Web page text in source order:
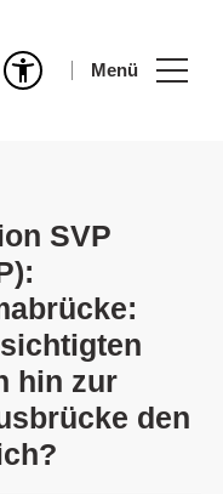
Menü
SVP
hin zur
den